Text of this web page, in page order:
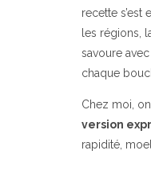
recette s’est
les régions,
savoure
chaque
Chez moi,
version
rapidité,